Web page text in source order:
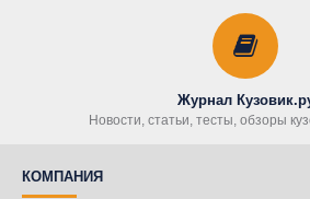
Журнал
Новости, статьи, тесты, обзоры
КОМПАНИЯ